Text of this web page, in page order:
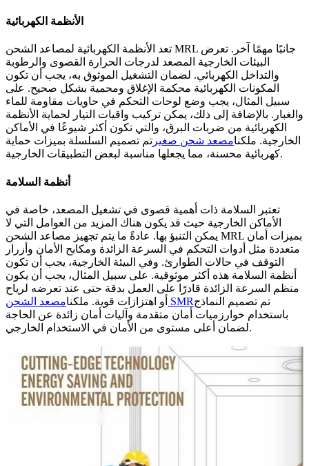
الأنظمة الكهربائية
تعد الأنظمة الكهربائية لمصاعد الشحن MRL جانبًا مهمًا آخر. تعرض
البيئات الخارجية المصعد لدرجات الحرارة القصوى والرطوبة
والتداخل الكهربائي. لضمان التشغيل الموثوق به، يجب أن تكون
المكونات الكهربائية محكمة الإغلاق ومحمية بشكل صحيح. على
سبيل المثال، يجب وضع لوحات التحكم في حاويات مقاومة للماء
والغبار. بالإضافة إلى ذلك، يمكن تركيب واقيات التيار لحماية الأنظمة
الكهربائية من ضربات البرق، والتي تكون أكثر شيوعًا في الأماكن
الخارجية. ملكنامصعد شحن صغير تم تصميم السلسلة بميزات حماية
كهربائية محسنة، مما يجعلها مناسبة لبعض التطبيقات الخارجية.
أنظمة السلامة
تعتبر السلامة ذات أهمية قصوى في تشغيل المصعد، خاصة في
الأماكن الخارجية حيث قد يكون هناك المزيد من العوامل التي لا
يمكن التنبؤ بها. عادةً ما يتم تجهيز مصاعد الشحن MRL بميزات أمان
متعددة مثل أدوات التحكم في السرعة الزائدة ومكابح الأمان وأزرار
التوقف في حالات الطوارئ. وفي البيئة الخارجية، يجب أن تكون
أنظمة السلامة هذه أكثر موثوقية. على سبيل المثال، يجب أن يكون
منظم السرعة الزائدة قادرًا على العمل بدقة حتى عند تعرضه لرياح
أو اهتزازات قوية. ملكنا مصعد الشحن SMRتم تصميم النماذج
باستخدام خوارزميات أمان متقدمة وآليات أمان زائدة عن الحاجة
لضمان أعلى مستوى من الأمان في الاستخدام الخارجي.